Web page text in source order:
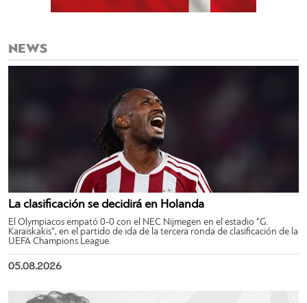
NEWS
La clasificación se decidirá en Holanda
El Olympiacos empató 0-0 con el NEC Nijmegen en el estadio “G.
Karaiskakis”, en el partido de ida de la tercera ronda de clasificación de la
UEFA Champions League.
05.08.2026